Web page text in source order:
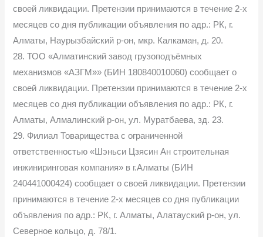
своей ликвидации. Претензии принимаются в течение 2-х
месяцев со дня публикации объявления по адр.: РК, г.
Алматы, Наурызбайский р-он, мкр. Калкаман, д. 20.
28. ТОО «Алматинский завод грузоподъёмных
механизмов «АЗГМ»» (БИН 180840010060) сообщает о
своей ликвидации. Претензии принимаются в течение 2-х
месяцев со дня публикации объявления по адр.: РК, г.
Алматы, Алмалинский р-он, ул. Муратбаева, зд. 23.
29. Филиал Товарищества с ограниченной
ответственностью «Шэньси Цзясин Ан строительная
инжиниринговая компания» в г.Алматы (БИН
240441000424) сообщает о своей ликвидации. Претензии
принимаются в течение 2-х месяцев со дня публикации
объявления по адр.: РК, г. Алматы, Алатауский р-он, ул.
Северное кольцо, д. 78/1.